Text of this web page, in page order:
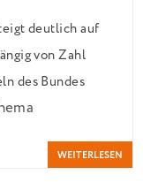
deutlich auf
von Zahl
des Bundes
effektiv
energetischerWEITERLESEN